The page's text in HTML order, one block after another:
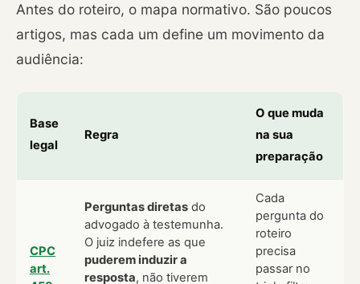
Antes do roteiro, o mapa normativo. São poucos
artigos, mas cada um define um movimento da
audiência:
Base
legal
Regra
O que muda
na sua
preparação
CPC
art.
Perguntas diretas do
advogado à testemunha.
O juiz indefere as que
puderem induzir a
resposta, não tiverem
Cada
pergunta do
roteiro
precisa
passar no